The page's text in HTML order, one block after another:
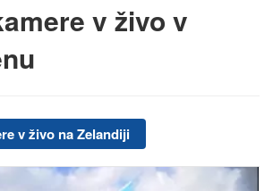
v živo v
v živo na Zelandiji